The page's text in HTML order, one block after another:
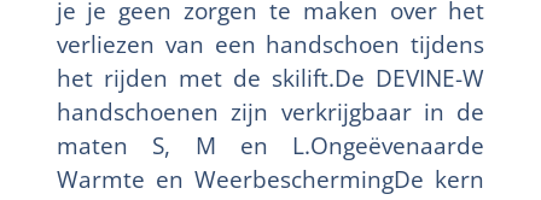
je je geen zorgen te maken over het
verliezen van een handschoen tijdens
het rijden met de skilift.De DEVINE-W
handschoenen zijn verkrijgbaar in de
maten S, M en L.Ongeëvenaarde
Warmte en WeerbeschermingDe kern